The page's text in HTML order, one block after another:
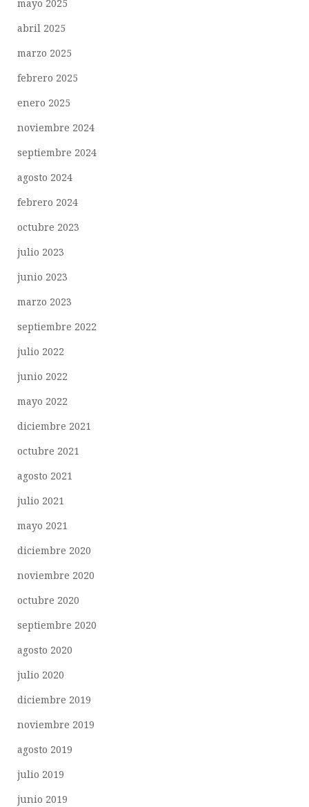
mayo 2025
abril 2025
marzo 2025
febrero 2025
enero 2025
noviembre 2024
septiembre 2024
agosto 2024
febrero 2024
octubre 2023
julio 2023
junio 2023
marzo 2023
septiembre 2022
julio 2022
junio 2022
mayo 2022
diciembre 2021
octubre 2021
agosto 2021
julio 2021
mayo 2021
diciembre 2020
noviembre 2020
octubre 2020
septiembre 2020
agosto 2020
julio 2020
diciembre 2019
noviembre 2019
agosto 2019
julio 2019
junio 2019